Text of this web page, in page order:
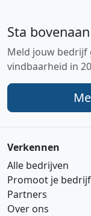
Sta
Meld jouw bedrijf
vindbaarheid in
Verkennen
Alle bedrijven
Promoot je bedrijf
Partners
Over ons